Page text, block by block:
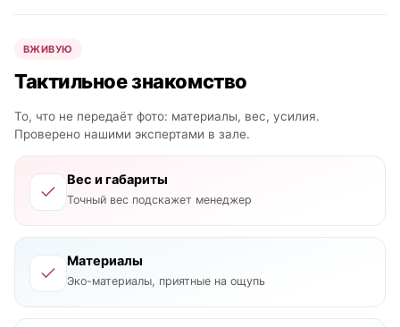
ВЖИВУЮ
Тактильное знакомство
То, что не передаёт фото: материалы, вес, усилия.
Проверено нашими экспертами в зале.
Вес и габариты
Точный вес подскажет менеджер
Материалы
Эко-материалы, приятные на ощупь